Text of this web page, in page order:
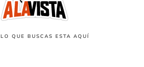
QUE BUSCAS ESTA AQUÍ